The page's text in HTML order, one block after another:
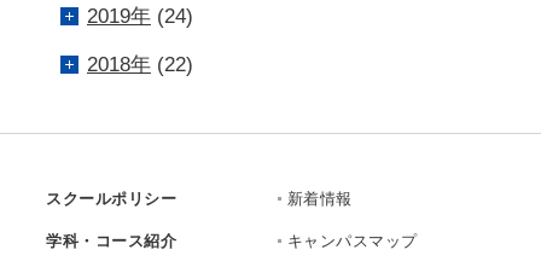
2019年(24)
2018年(22)
スクールポリシー
学科・コース紹介
新着情報
キャンパスマップ